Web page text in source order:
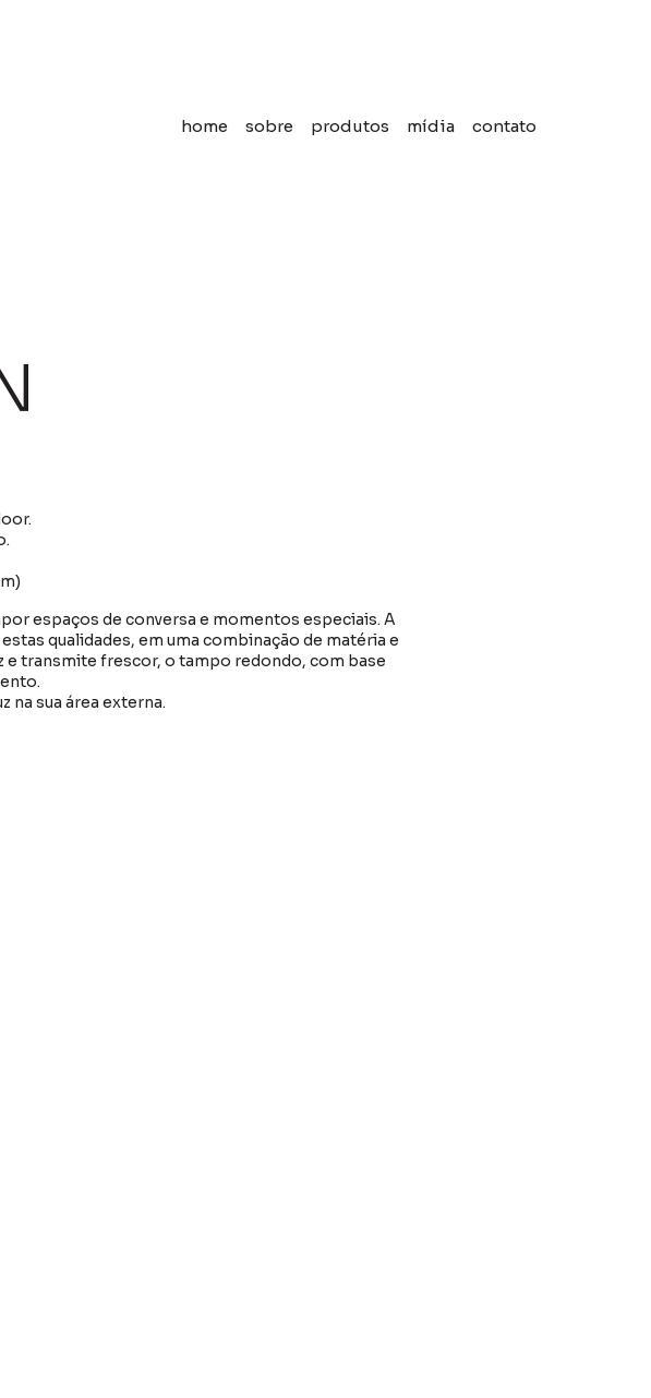
home sobre produtos mídia contato
espaços de conversa e momentos especiais. A
qualidades, em uma combinação de matéria e
e transmite frescor, o tampo redondo, com base
na sua área externa.